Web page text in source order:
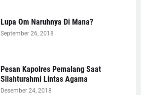
Lupa Om Naruhnya Di Mana?
September 26, 2018
Pesan Kapolres Pemalang Saat
Silahturahmi Lintas Agama
Desember 24, 2018